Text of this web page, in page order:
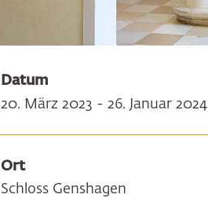
Datum
20. März 2023 - 26. Januar 2024
Ort
Schloss Genshagen